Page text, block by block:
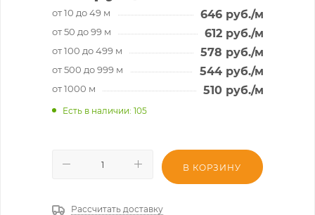
от 10 до 49 м 646руб./м
от 50 до 99 м 612руб./м
от 100 до 499 м 578 руб./м
от 500 до 999 м 544руб./м
от 1000 м 510руб./м
Есть в наличии: 105
В КОРЗИНУ
Рассчитать доставку